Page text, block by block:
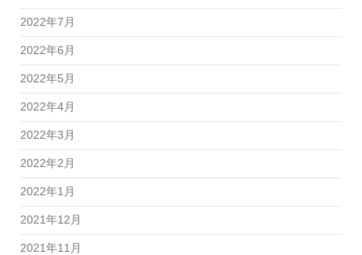
2022年7月
2022年6月
2022年5月
2022年4月
2022年3月
2022年2月
2022年1月
2021年12月
2021年11月